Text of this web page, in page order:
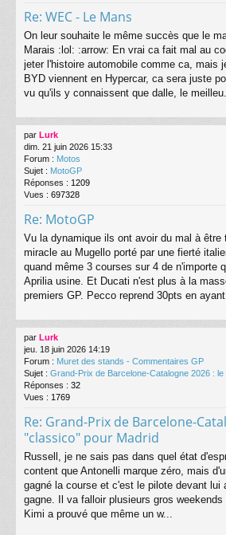
Re: WEC - Le Mans
On leur souhaite le même succès que le
Marais :lol: :arrow: En vrai ca fait mal au
jeter l'histoire automobile comme ca, mais
BYD viennent en Hypercar, ca sera juste
vu qu'ils y connaissent que dalle, le
par Lurk
dim. 21 juin 2026 15:33
Forum : Motos
Sujet : MotoGP
Réponses : 1209
Vues : 697328
Re: MotoGP
Vu la dynamique ils ont avoir du mal à être
miracle au Mugello porté par une fierté
quand même 3 courses sur 4 de n'importe
Aprilia usine. Et Ducati n'est plus à la
premiers GP. Pecco reprend 30pts en ayant
par Lurk
jeu. 18 juin 2026 14:19
Forum : Muret des stands - Commentaires GP
Sujet : Grand-Prix de Barcelone-Catalogne 2026 :
Réponses : 32
Vues : 1769
Re: Grand-Prix de Barcelone-
"classico" pour Madrid
Russell, je ne sais pas dans quel état
content que Antonelli marque zéro, mais
gagné la course et c'est le pilote devant lui
gagne. Il va falloir plusieurs gros weekends
Kimi a prouvé que même un w...